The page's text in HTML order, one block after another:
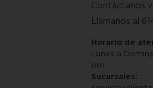
Contáctanos
Llámanos al
Horario de
Lunes a
pm
Sucursales: